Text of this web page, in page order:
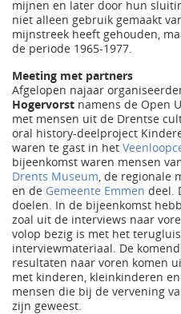
mijnen en later door hun
niet alleen gebruik gemaakt
mijnstreek heeft gehouden,
de periode 1965-1977.
Meeting met partners
Afgelopen najaar
Hogervorst namens de Open
met mensen uit de Drentse
oral history-deelproject
waren te gast in het
bijeenkomst waren mensen
Drents Museum, de regionale
en de Gemeente Emmen deel.
doelen. In de bijeenkomst
zoal uit de interviews naar
volop bezig is met het
interviewmateriaal. De
resultaten naar voren komen
met kinderen, kleinkinderen
mensen die bij de vervening
zijn geweest.